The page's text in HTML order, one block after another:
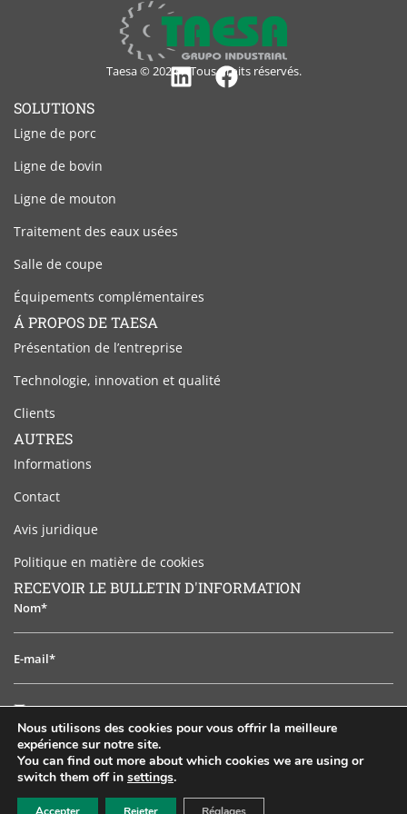
Taesa © 2024 – Tous droits réservés.
SOLUTIONS
Ligne de porc
Ligne de bovin
Ligne de mouton
Traitement des eaux usées
Salle de coupe
Équipements complémentaires
Á PROPOS DE TAESA
Présentation de l’entreprise
Technologie, innovation et qualité
Clients
AUTRES
Informations
Contact
Avis juridique
Politique en matière de cookies
RECEVOIR LE BULLETIN D'INFORMATION
Nom*
E-
J'ai
lu
et
j'accepte
l'avis
juridique
J'ai lu et j'accepte l'avis juridique
S'ABONNER
EN ES
Nous utilisons des cookies pour vous offrir la meilleure
expérience sur notre site.
You can find out more about which cookies we are using or
switch them off in settings.